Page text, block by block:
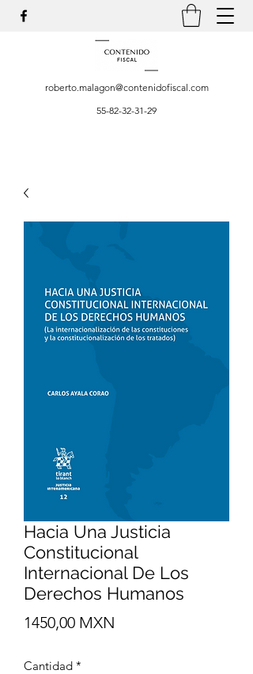
roberto.malagon@contenidofiscal.com
55-82-32-31-29
Hacia Una Justicia
Constitucional
Internacional De Los
Derechos Humanos
1450,00 MXN
Cantidad *